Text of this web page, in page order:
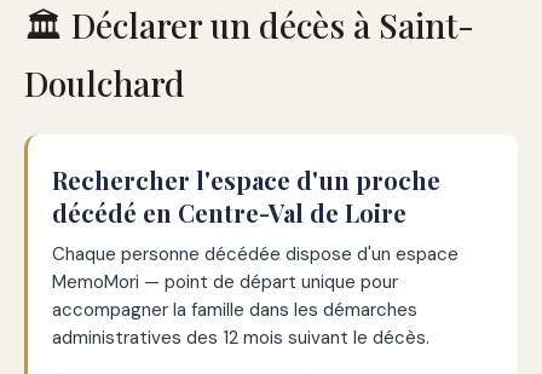
🏛️ Déclarer un décès à Saint-
Doulchard
Rechercher l'espace d'un proche
décédé en Centre-Val de Loire
Chaque personne décédée dispose d'un espace
MemoMori — point de départ unique pour
accompagner la famille dans les démarches
administratives des 12 mois suivant le décès.